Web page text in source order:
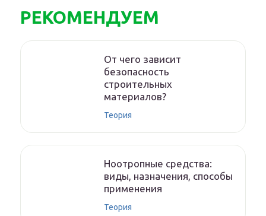
РЕКОМЕНДУЕМ
От чего зависит
безопасность
строительных
материалов?
Теория
Ноотропные средства:
виды, назначения, способы
применения
Теория